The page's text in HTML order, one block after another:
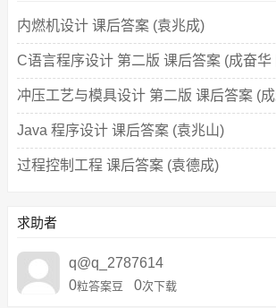
内燃机设计 课后答案 (袁兆成)
C语言程序设计 第二版 课后答案 (成奋华
冲压工艺与模具设计 第二版 课后答案 (
Java 程序设计 课后答案 (袁兆山)
过程控制工程 课后答案 (袁德成)
求助者
q@q_2787614
0粒答案豆 0次下载